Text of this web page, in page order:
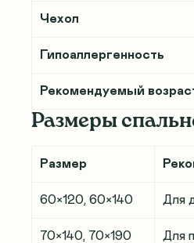
Чехол
Гипоаллергенность
Рекомендуемый
Размеры
Размер
60×120, 60×140 Для
70×140, 70×190 Для